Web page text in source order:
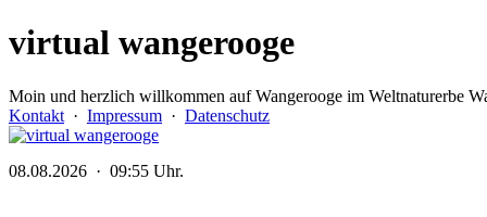
virtual wangerooge
Moin und herzlich willkommen auf Wangerooge im Weltnaturerbe
Kontakt · Impressum · Datenschutz
08.08.2026 · 09:55 Uhr.